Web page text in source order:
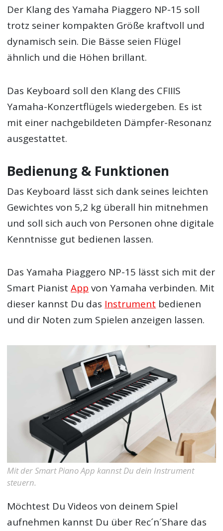
Der Klang des Yamaha Piaggero NP-15 soll
trotz seiner kompakten Größe kraftvoll und
dynamisch sein. Die Bässe seien Flügel
ähnlich und die Höhen brillant.
Das Keyboard soll den Klang des CFIIIS
Yamaha-Konzertflügels wiedergeben. Es ist
mit einer nachgebildeten Dämpfer-Resonanz
ausgestattet.
Bedienung & Funktionen
Das Keyboard lässt sich dank seines leichten
Gewichtes von 5,2 kg überall hin mitnehmen
und soll sich auch von Personen ohne digitale
Kenntnisse gut bedienen lassen.
Das Yamaha Piaggero NP-15 lässt sich mit der
Smart PianistApp von Yamaha verbinden. Mit
dieser kannst Du das Instrument bedienen
und dir Noten zum Spielen anzeigen lassen.
Mit der Smart Piano App kannst Du dein Instrument
steuern.
Möchtest Du Videos von deinem Spiel
aufnehmen kannst Du über Rec´n´Share das